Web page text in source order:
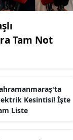
Tam Not
Kesintisi! İşte
Liste